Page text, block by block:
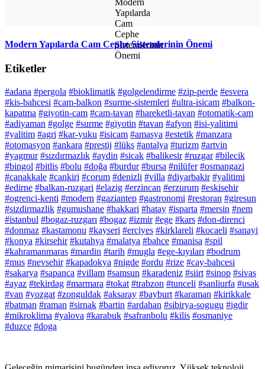
Modern Yapılarda Cam Cephe Sistemlerinin Önemi
Etiketler
#adana #pergola #bioklimatik #golgelendirme #zip-perde #esvera
#kis-bahcesi #cam-balkon #surme-sistemleri #ultra-isicam #balkon-
kapatma #giyotin-cam #cam-tavan #hareketli-tavan #otomatik-cam
#adiyaman #golge #surme #giyotin #tavan #afyon #isi-yalitimi
#yalitim #agri #kar-yuku #isicam #amasya #estetik #manzara
#otomasyon #ankara #prestij #lüks #antalya #turizm #artvin
#yagmur #sızdırmazlık #aydin #sicak #balikesir #ruzgar #bilecik
#bingol #bitlis #bolu #doğa #burdur #bursa #nilüfer #osmangazi
#canakkale #cankiri #corum #denizli #villa #diyarbakir #yalitimi
#edirne #balkan-ruzgari #elazig #erzincan #erzurum #eskisehir
#ogrenci-kenti #modern #gaziantep #gastronomi #restoran #giresun
#sizdirmazlik #gumushane #hakkari #hatay #isparta #mersin #nem
#istanbul #bogaz-ruzgarı #bogaz #izmir #ege #kars #don-direnci
#donmaz #kastamonu #kayseri #erciyes #kirklareli #kocaeli #sanayi
#konya #kirsehir #kutahya #malatya #bahce #manisa #spil
#kahramanmaras #mardin #tarih #mugla #ege-kıyıları #bodrum
#mus #nevsehir #kapadokya #nigde #ordu #rize #cay-bahcesi
#sakarya #sapanca #villam #samsun #karadeniz #siirt #sinop #sivas
#ayaz #tekirdag #marmara #tokat #trabzon #tunceli #sanliurfa #usak
#van #yozgat #zonguldak #aksaray #bayburt #karaman #kirikkale
#batman #raman #sirnak #bartin #ardahan #sibirya-sogugu #igdir
#mikroklima #yalova #karabuk #safranbolu #kilis #osmaniye
#duzce #doga